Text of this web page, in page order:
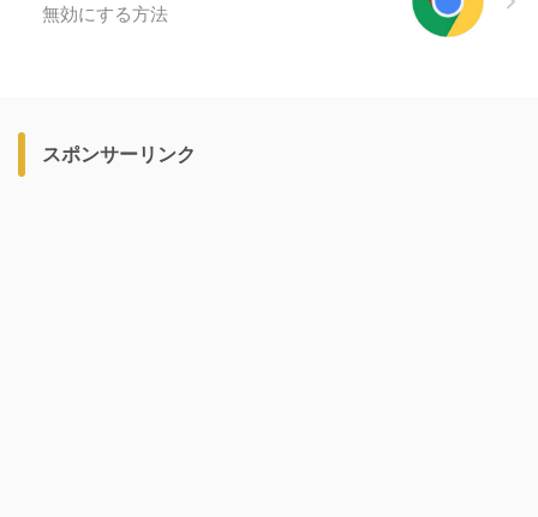
無効にする方法
スポンサーリンク